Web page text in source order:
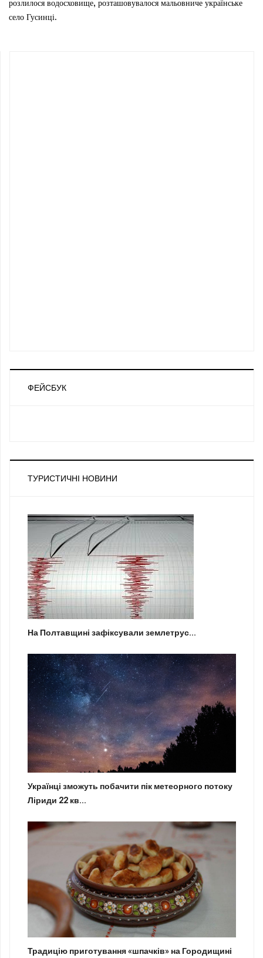
розлилося водосховище, розташовувалося мальовниче українське
село Гусинці.
ФЕЙСБУК
ТУРИСТИЧНІ НОВИНИ
На Полтавщині зафіксували землетрус...
Українці зможуть побачити пік метеорного потоку
Ліриди 22 кв...
Традицію приготування «шпачків» на Городищині